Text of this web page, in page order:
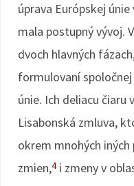
úprava Európskej
mala postupný vývoj.
dvoch hlavných
formulovaní
únie. Ich deliacu čiaru
Lisabonská zmluva,
okrem mnohých
zmien,4i zmeny v